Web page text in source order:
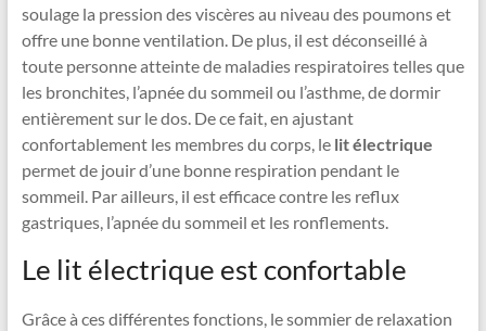
soulage la pression des viscères au niveau des poumons et
offre une bonne ventilation. De plus, il est déconseillé à
toute personne atteinte de maladies respiratoires telles que
les bronchites, l’apnée du sommeil ou l’asthme, de dormir
entièrement sur le dos. De ce fait, en ajustant
confortablement les membres du corps, le lit électrique
permet de jouir d’une bonne respiration pendant le
sommeil. Par ailleurs, il est efficace contre les reflux
gastriques, l’apnée du sommeil et les ronflements.
Le lit électrique est confortable
Grâce à ces différentes fonctions, le sommier de relaxation